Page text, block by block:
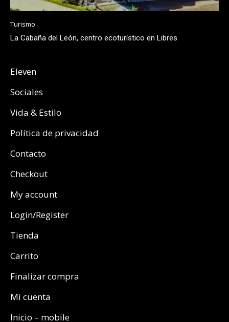
Turismo
La Cabaña del León, centro ecoturístico en Libres
Eleven
Sociales
Vida & Estilo
Política de privacidad
Contacto
Checkout
My account
Login/Register
Tienda
Carrito
Finalizar compra
Mi cuenta
Inicio – mobile